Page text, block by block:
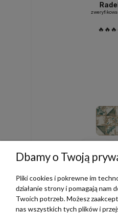
zebranych i
Dbamy o Twoją
Pliki cookies i pokrewne im
działanie strony i pomagają nam
Twoich potrzeb. Możesz
nas wszystkich tych plików i